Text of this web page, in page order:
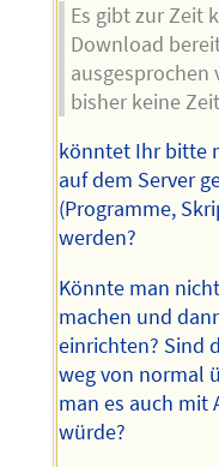
Es gibt zur Zeit
Download
ausgesprochen
bisher keine
könntet Ihr bitte
auf dem Server
(Programme,
werden?
Könnte man
machen und
einrichten? Sind
weg von normal
man es auch mit
würde?